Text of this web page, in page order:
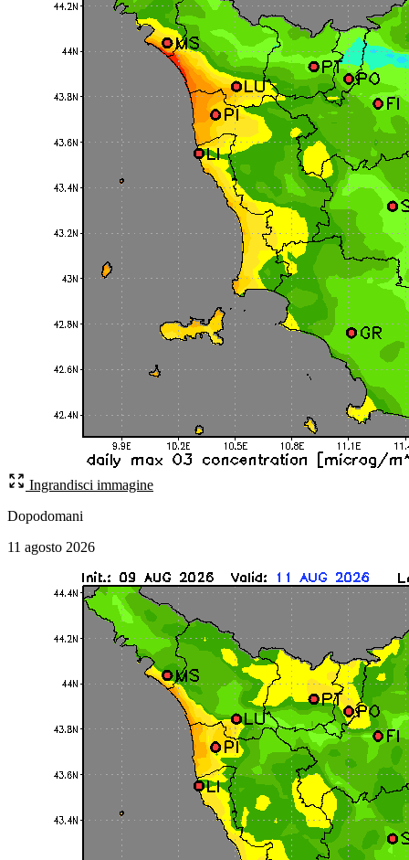
Ingrandisci immagine
Dopodomani
11 agosto 2026